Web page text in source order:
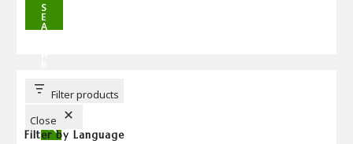
S
E
A
T
T
Filter products
Close
Filter by Language